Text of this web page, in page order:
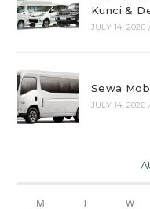
Kunci &
JULY 14, 2026 /
Sewa
JULY 14, 2026 /
M T W